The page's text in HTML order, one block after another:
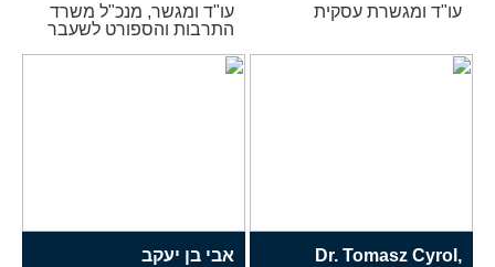
עו"ד ומגשרת עסקית
עו"ד ומגשר, מנכ"ל משרד
התרבות והספורט לשעבר
Dr. Tomasz Cyrol,
אבי בן יעקב